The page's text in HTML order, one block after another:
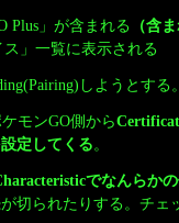
Plus」が含まれる （含
」一覧に表示される
しようとする
モンGO側から
定してくる。
でなんらか
切られたりする。チェ